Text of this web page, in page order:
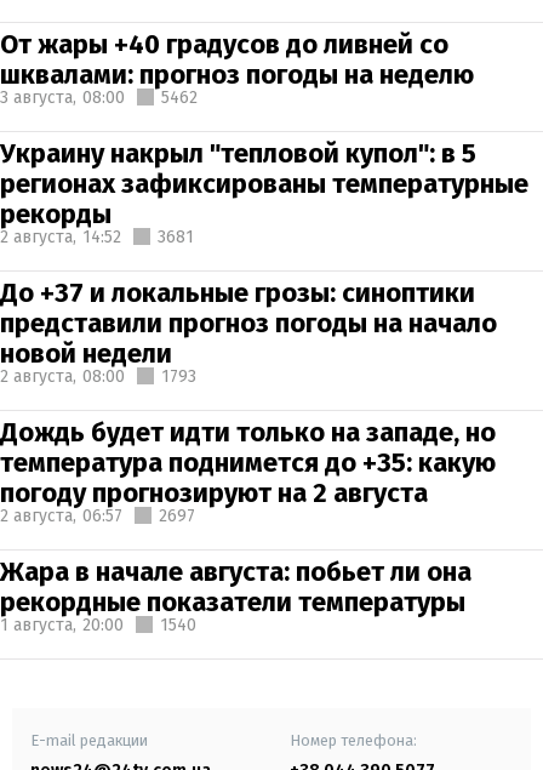
От жары +40 градусов до ливней со
шквалами: прогноз погоды на неделю
3 августа, 08:00 5462
Украину накрыл "тепловой купол": в 5
регионах зафиксированы температурные
рекорды
2 августа, 14:52 3681
До +37 и локальные грозы: синоптики
представили прогноз погоды на начало
новой недели
2 августа, 08:00 1793
Дождь будет идти только на западе, но
температура поднимется до +35: какую
погоду прогнозируют на 2 августа
2 августа, 06:57 2697
Жара в начале августа: побьет ли она
рекордные показатели температуры
1 августа, 20:00 1540
E-mail редакции Номер телефона: